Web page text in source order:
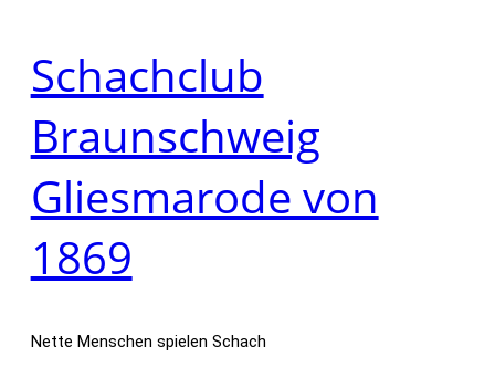
Zum
Inhalt
springen
Schachclub
Braunschweig
Gliesmarode von
1869
Nette Menschen spielen Schach